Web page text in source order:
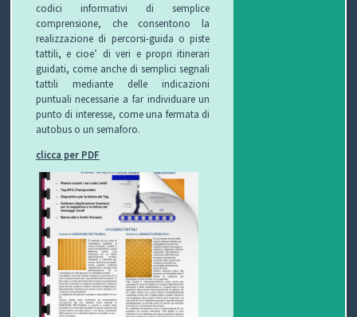
codici informativi di semplice
comprensione, che consentono la
realizzazione di percorsi-guida o piste
tattili, e cioe’ di veri e propri itinerari
guidati, come anche di semplici segnali
tattili mediante delle indicazioni
puntuali necessarie a far individuare un
punto di interesse, come una fermata di
autobus o un semaforo.
clicca per PDF